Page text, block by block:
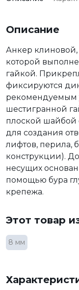
Описание
Анкер клиновой,
которой
гайкой.
фиксируются
рекомендуемым
шестигранной
плоской шайбой
для создания
лифтов, перила,
конструкции).
несущих
помощью бура
крепежа.
Этот товар
8 мм